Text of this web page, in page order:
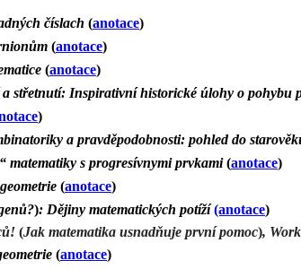
číslach (anotace)
(anotace)
(anotace)
a střetnutí: Inspirativní historické úlohy o pohybu
)
a pravděpodobnosti: pohled do
matematiky s progresívnymi prvkami (anotace)
(anotace)
): Dějiny matematických potíží (anotace)
(Jak matematika usnadňuje první pomoc),
(anotace)